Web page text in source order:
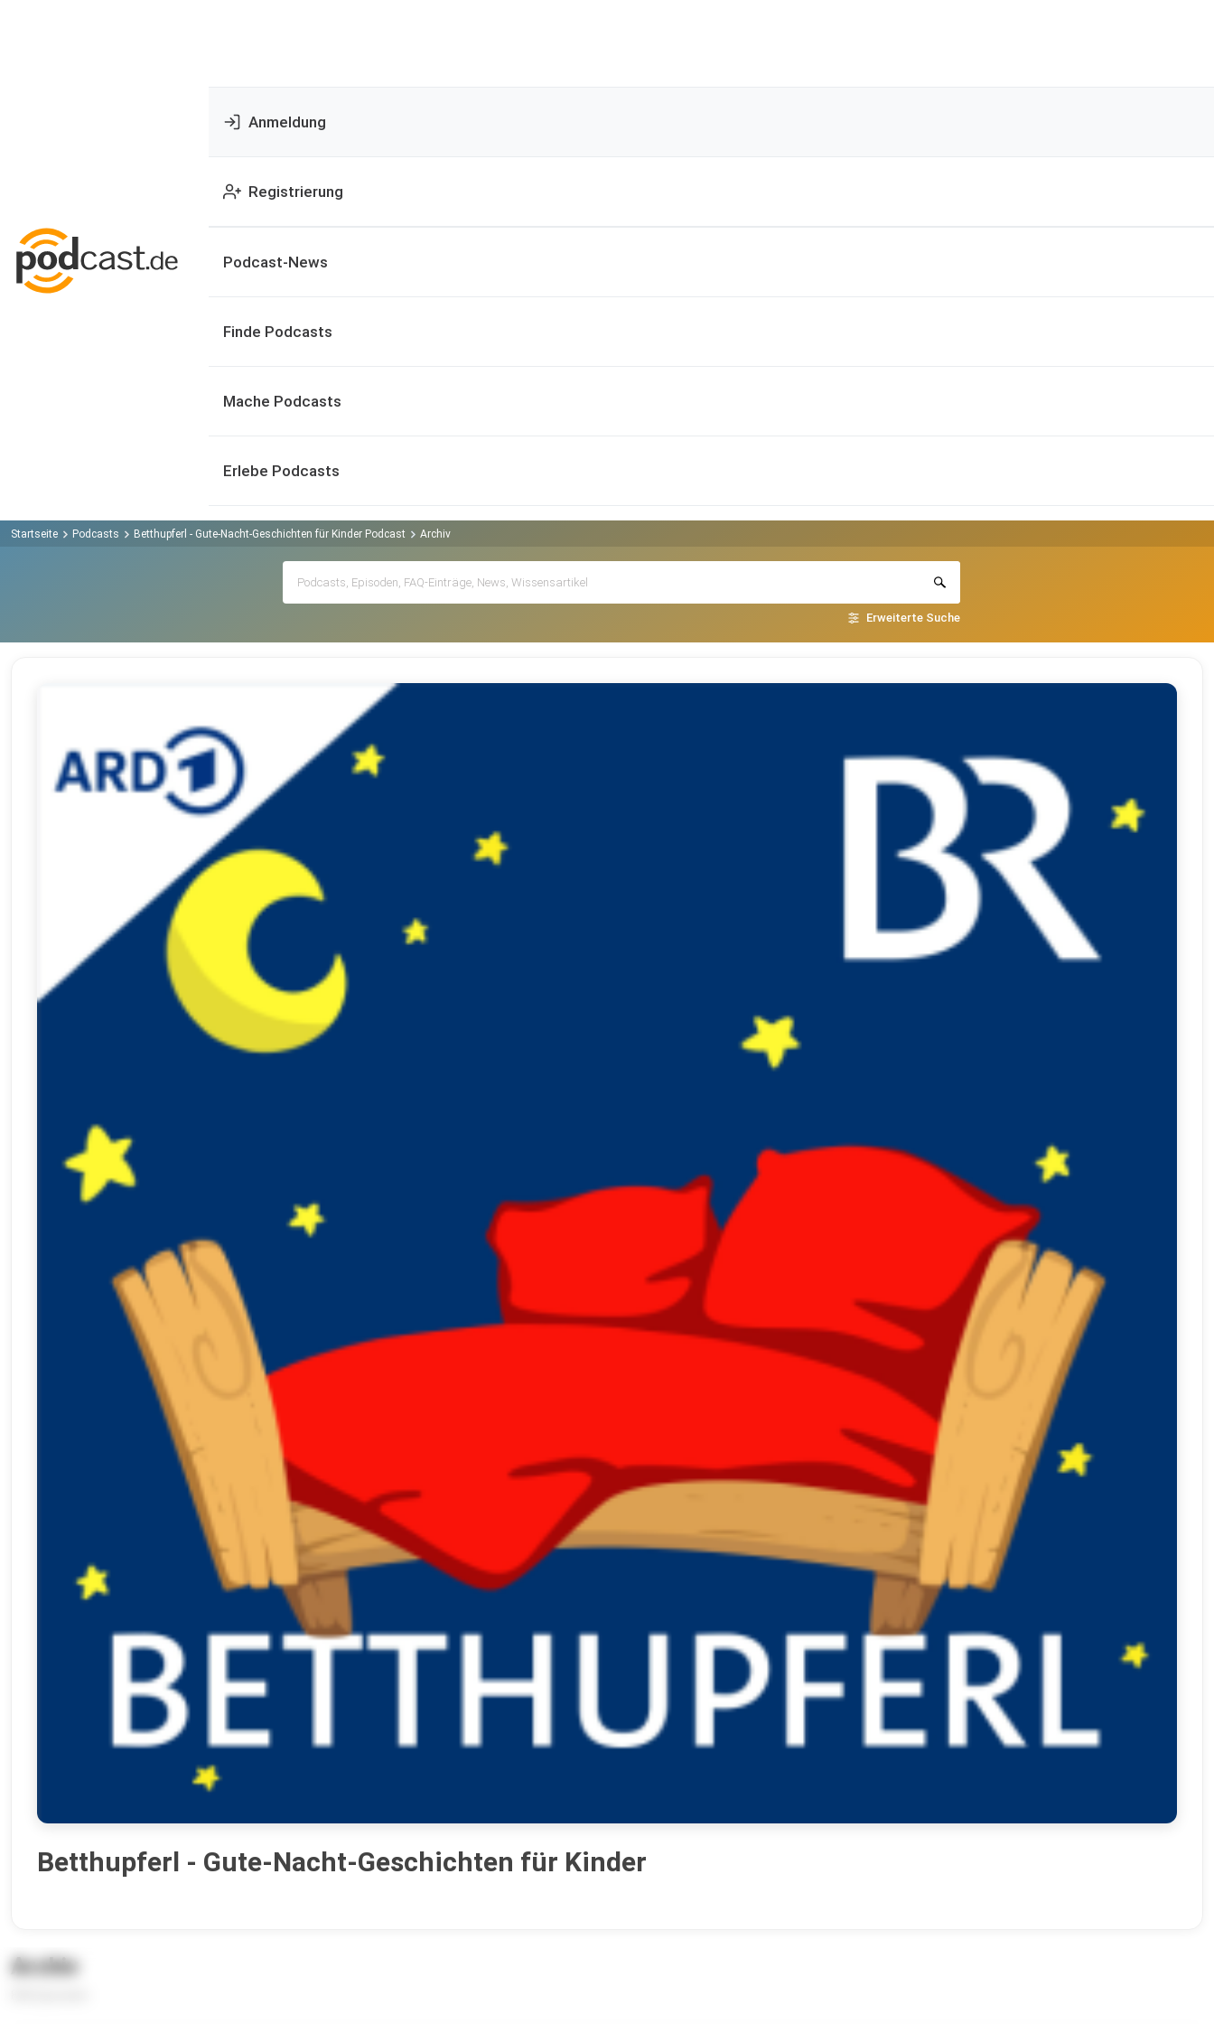
Anmeldung
Registrierung
Podcast-News
Finde Podcasts
Mache Podcasts
Erlebe Podcasts
Startseite Podcasts Betthupferl - Gute-Nacht-Geschichten für Kinder Podcast Archiv
Erweiterte Suche
Archiv
Betthupferl - Gute-Nacht-Geschichten für Kinder